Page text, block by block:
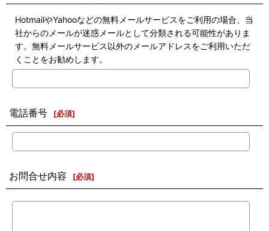
HotmailやYahooなどの無料メールサービスをご利用の場合、当
社からのメールが迷惑メールとして分類される可能性がありま
す。無料メールサービス以外のメールアドレスをご利用いただ
くことをお勧めします。
電話番号 [必須]
お問合せ内容 [必須]